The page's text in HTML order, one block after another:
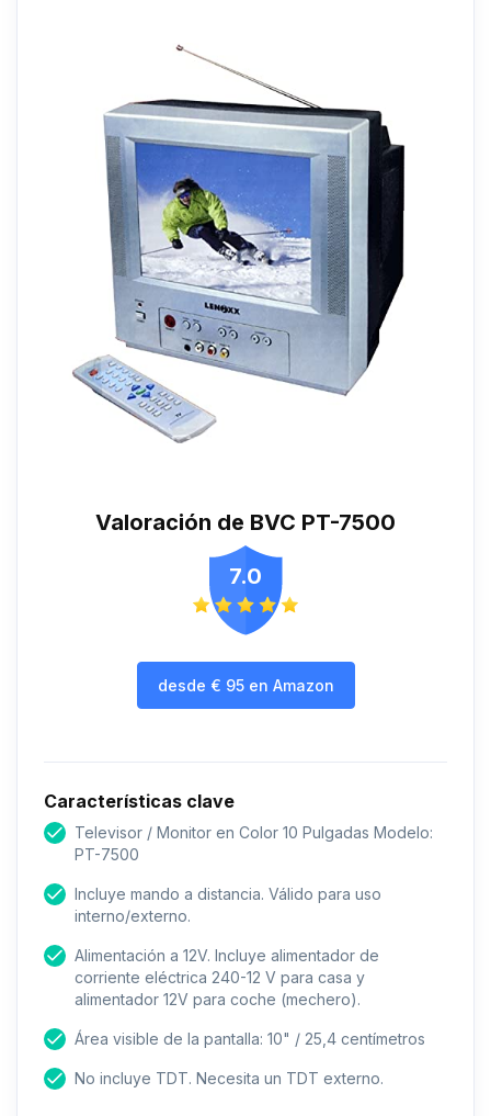
Valoración de BVC PT-7500
7.0
desde € 95en Amazon
Características clave
Televisor / Monitor en Color 10 Pulgadas Modelo:
PT-7500
Incluye mando a distancia. Válido para uso
interno/externo.
Alimentación a 12V. Incluye alimentador de
corriente eléctrica 240-12 V para casa y
alimentador 12V para coche (mechero).
Área visible de la pantalla: 10" / 25,4 centímetros
No incluye TDT. Necesita un TDT externo.